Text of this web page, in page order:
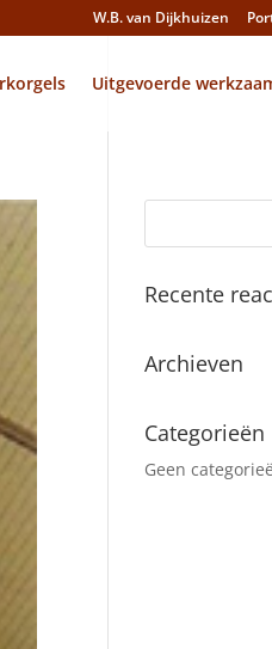
W.B. van Dijkhuizen
Uitgevoerde
Recente
Archieven
Categorieën
Geen